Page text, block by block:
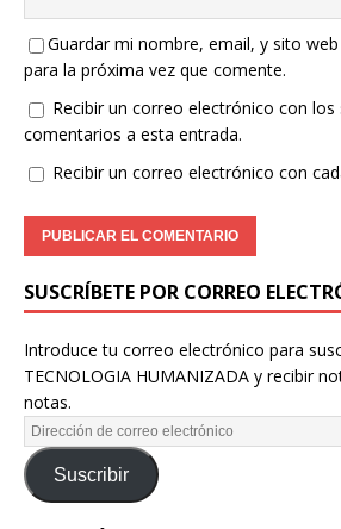
Guardar mi nombre, email, y sito
para la próxima vez que comente.
Recibir un correo electrónico con los
comentarios a esta entrada.
Recibir un correo electrónico con
SUSCRÍBETE POR CORREO
Introduce tu correo electrónico para
TECNOLOGIA HUMANIZADA y recibir
notas.
Suscribir